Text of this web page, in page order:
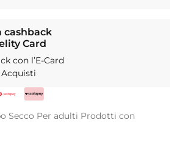
cashback
Card
con l’E-Card
Secco Per adulti Prodotti con